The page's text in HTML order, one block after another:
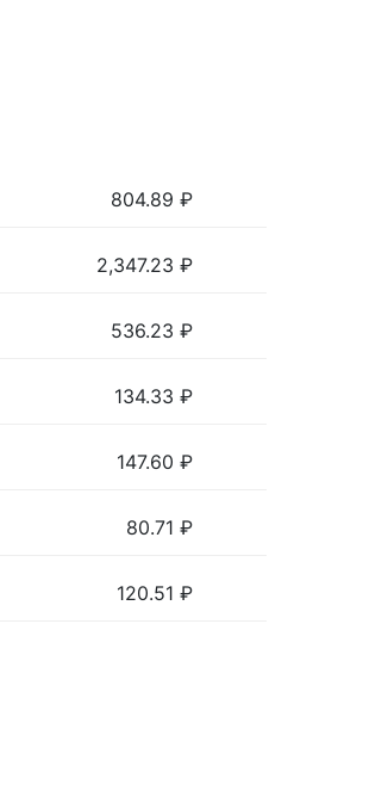
804.89 ₽
2,347.23 ₽
536.23 ₽
134.33 ₽
147.60 ₽
80.71 ₽
120.51 ₽